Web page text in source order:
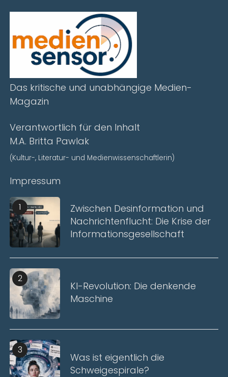
Das kritische und unabhängige Medien-
Magazin
Verantwortlich für den Inhalt
M.A. Britta Pawlak
(Kultur-, Literatur- und Medienwissenschaftlerin)
Impressum
1
Zwischen Desinformation und
Nachrichtenflucht: Die Krise der
Informationsgesellschaft
2
KI-Revolution: Die denkende
Maschine
3
Was ist eigentlich die
Schweigespirale?